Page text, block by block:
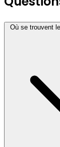
Où se trouvent